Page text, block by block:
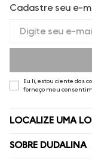
Cadastre seu e-
Eu li, estou ciente das
forneço meu
LOCALIZE UMA
SOBRE DUDALINA